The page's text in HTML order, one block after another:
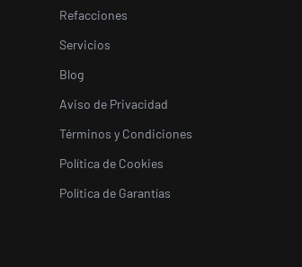
Refacciones
Servicios
Blog
Aviso de Privacidad
Términos y Condiciones
Política de Cookies
Política de Garantías